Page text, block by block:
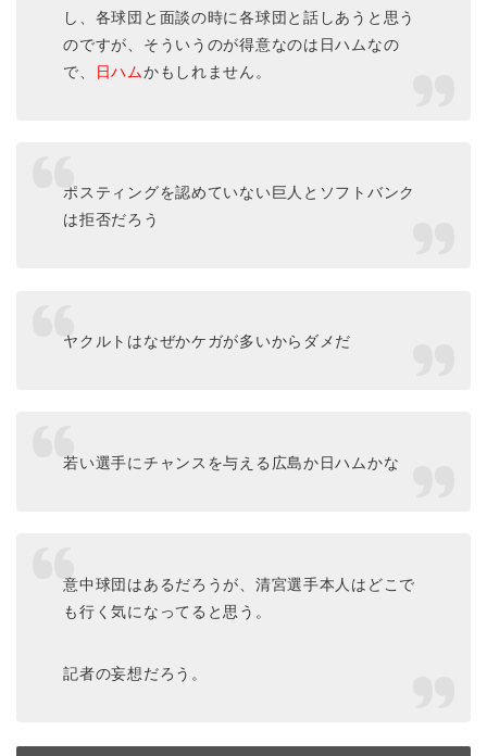
し、各球団と面談の時に各球団と話しあうと思う
のですが、そういうのが得意なのは日ハムなの
で、
日ハムかもしれません。
ポスティングを認めていない巨人とソフトバンク
は拒否だろう
ヤクルトはなぜかケガが多いからダメだ
若い選手にチャンスを与える広島か日ハムかな
意中球団はあるだろうが、清宮選手本人はどこで
も行く気になってると思う。
記者の妄想だろう。